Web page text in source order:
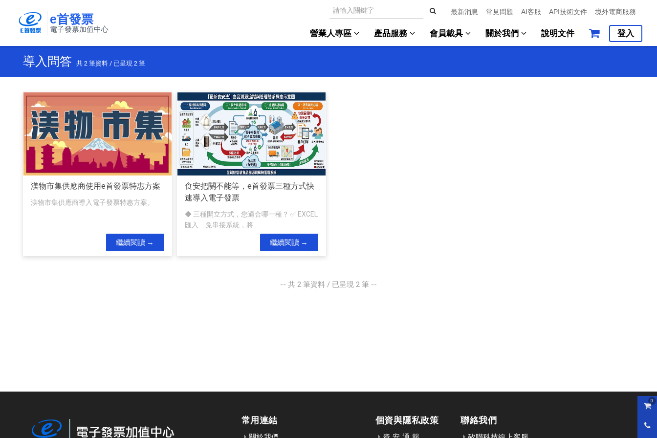
購
0
e首發票
電子發票加值中心
最新消息 常見問題 AI客服 API技術文件 境外電商服務
營業人專區 產品服務 會員載具 關於我們 說明文件 登入
導入問答 共 2 筆資料 / 已呈現 2 筆
渼物市集供應商使用e首發票特惠方案
渼物市集供應商導入電子發票特惠方案。
繼續閱讀
食安把關不能等，e首發票三種方式快
速導入電子發票
◆ 三種開立方式，您適合哪一種？ ✅ EXCEL
匯入 免串接系統，將...
繼續閱讀
-- 共 2 筆資料 / 已呈現 2 筆 --
常用連結 個資與隱私政策 聯絡我們